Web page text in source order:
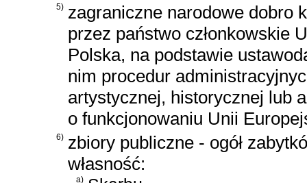
5) zagraniczne narodowe dobro
przez państwo członkowskie
Polska, na podstawie
nim procedur
artystycznej, historycznej lub
o funkcjonowaniu Unii
6) zbiory publiczne - ogół
własność:
a)